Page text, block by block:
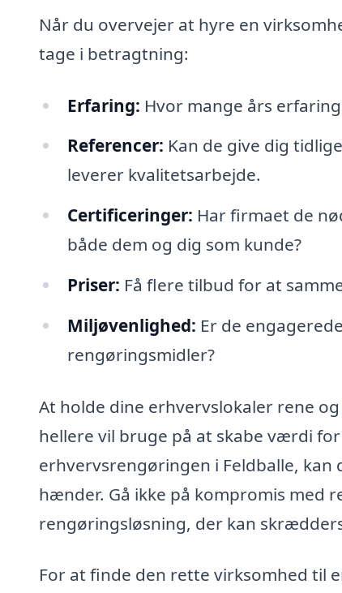
Når du overvejer at hyre en
tage i betragtning:
Erfaring: Hvor mange års
Referencer: Kan de give dig
leverer kvalitetsarbejde.
Certificeringer: Har firmaet de
både dem og dig som kunde?
Priser: Få flere tilbud for at
Miljøvenlighed: Er de
rengøringsmidler?
At holde dine erhvervslokaler rene
hellere vil bruge på at skabe værdi
erhvervsrengøringen i Feldballe,
hænder. Gå ikke på kompromis med
rengøringsløsning, der kan
For at finde den rette virksomhed til